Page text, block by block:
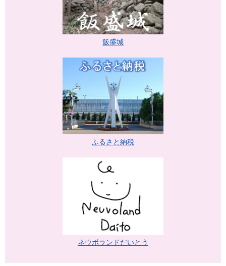
飯盛城
ふるさと納税
ネウボランドだいとう